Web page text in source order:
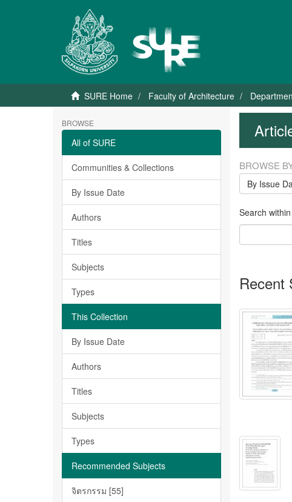
SURE Home Faculty of Architecture
BROWSE
All of SURE
Communities & Collections
By Issue Date
Authors
Titles
Subjects
Types
This Collection
By Issue Date
Authors
Titles
Subjects
Types
Recommended Subjects
จิตรกรรม [55]
BROWSE
By Issue
Search
Recent